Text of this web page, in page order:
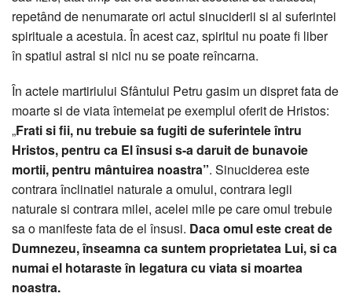
repetând de nenumarate ori actul sinuciderii si al suferintei
spirituale a acestuia. În acest caz, spiritul nu poate fi liber
în spatiul astral si nici nu se poate reîncarna.
În actele martiriului Sfântului Petru gasim un dispret fata de
moarte si de viata întemeiat pe exemplul oferit de Hristos:
„Frati si fii, nu trebuie sa fugiti de suferintele întru
Hristos, pentru ca El însusi s-a daruit de bunavoie
mortii, pentru mântuirea noastra”. Sinuciderea este
contrara înclinatiei naturale a omului, contrara legii
naturale si contrara milei, acelei mile pe care omul trebuie
sa o manifeste fata de el însusi. Daca omul este creat de
Dumnezeu, înseamna ca suntem proprietatea Lui, si ca
numai el hotaraste în legatura cu viata si moartea
noastra.